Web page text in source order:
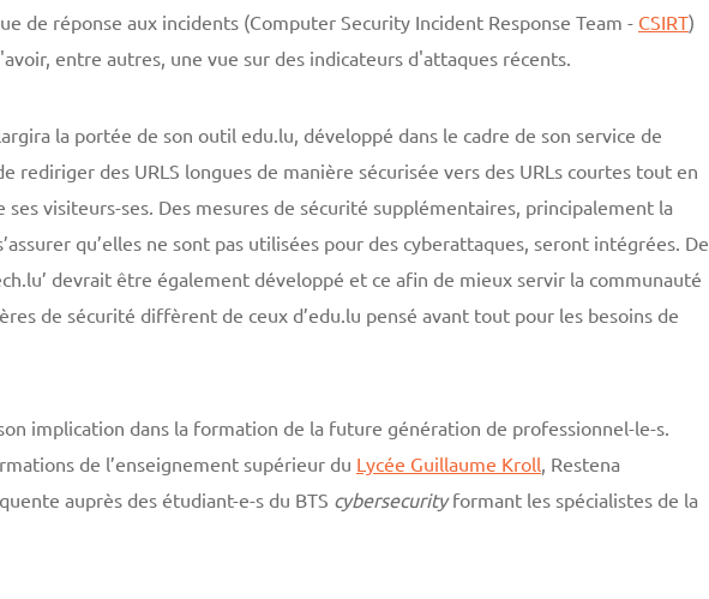
de réponse aux incidents (Computer Security Incident Response Team - CSIRT)
entre autres, une vue sur des indicateurs d'attaques récents.
la portée de son outil edu.lu, développé dans le cadre de son service de
rediriger des URLS longues de manière sécurisée vers des URLs courtes tout en
visiteurs-ses. Des mesures de sécurité supplémentaires, principalement la
qu’elles ne sont pas utilisées pour des cyberattaques, seront intégrées. De
devrait être également développé et ce afin de mieux servir la communauté
de sécurité diffèrent de ceux d’edu.lu pensé avant tout pour les besoins de
implication dans la formation de la future génération de professionnel-le-s.
de l’enseignement supérieur du Lycée Guillaume Kroll, Restena
auprès des étudiant-e-s du BTS cybersecurityformant les spécialistes de la